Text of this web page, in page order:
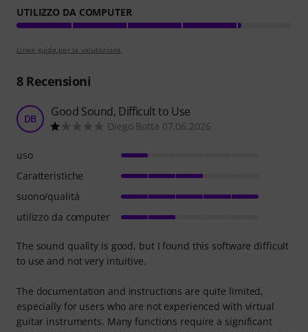
UTILIZZO DA COMPUTER
Linee guida per la valutazione
8Recensioni
DB Good Sound, Difficult to Use
Diego Botta 07.06.2026
The sound quality is good, but I found this software difficult
to use and not very intuitive.
The documentation and instructions are quite limited,
especially for users who are not experienced with virtual
guitar instruments. Many functions require a significant
uso
Caratteristiche
suono/qualitá
utilizzo da computer